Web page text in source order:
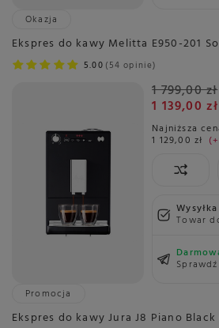
Okazja
Ekspres do kawy Melitta E950-201
5.00 54 opinie
1 799,00 zł
1 139,00 zł
Najniższa
1 129,00 zł
Wysyłka
Towar
Promocja
Ekspres do kawy Jura J8 Piano Black